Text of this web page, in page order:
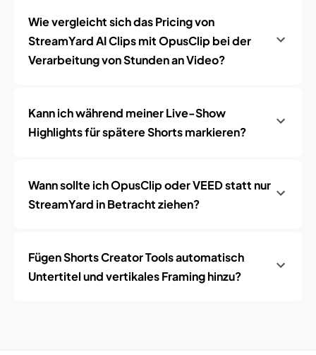
Wie vergleicht sich das Pricing von
StreamYard AI Clips mit OpusClip bei der
Verarbeitung von Stunden an Video?
Kann ich während meiner Live-Show
Highlights für spätere Shorts markieren?
Wann sollte ich OpusClip oder VEED statt nur
StreamYard in Betracht ziehen?
Fügen Shorts Creator Tools automatisch
Untertitel und vertikales Framing hinzu?